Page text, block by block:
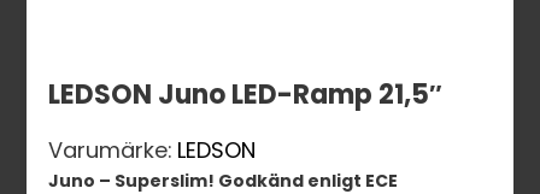
LEDSON Juno LED-Ramp 21,5″
Varumärke: LEDSON
Juno – Superslim! Godkänd enligt ECE